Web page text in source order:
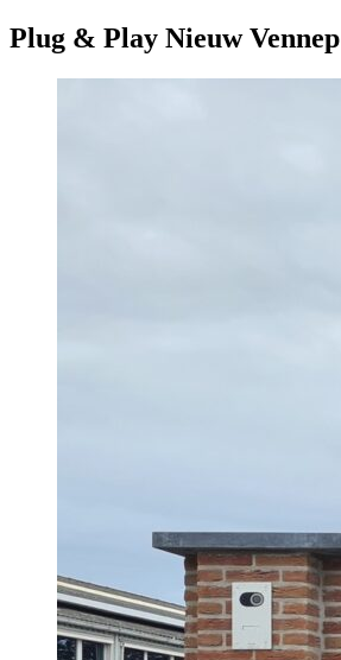
Plug & Play Nieuw Vennep